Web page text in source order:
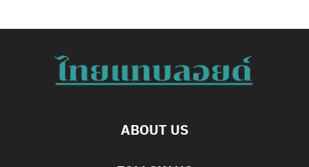
ABOUT US